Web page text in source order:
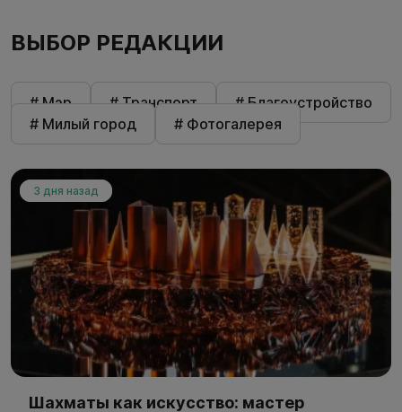
ВЫБОР РЕДАКЦИИ
# Мэр # Транспорт
# Благоустройство
# Милый город
# Фотогалерея
3 дня назад
Шахматы как искусство: мастер